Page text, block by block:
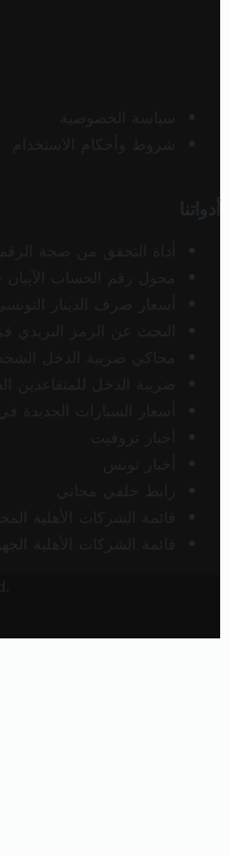
سياسة الخصوصية
شروط وأحكام الاستخدام
أدواتنا
أداة التحقق من صحة
محول رقم الحساب
أسعار صرف الدينار
البحث عن الرمز البريدي
محاكي ضريبة الدخل
ضريبة الدخل للمتقاعدين
أسعار السيارات الجديدة
أخبار تروفيت
أخبار تونس
رابط خلفي مجاني
قائمة الشركات الأهلية
قائمة الشركات الأهلية